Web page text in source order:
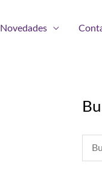
Novedades